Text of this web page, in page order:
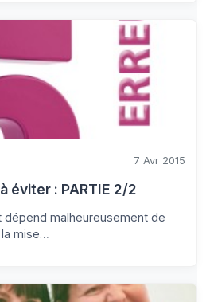
7 Avr 2015
éviter : PARTIE 2/2
dépend malheureusement de
mise…